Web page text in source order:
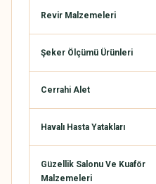
Revir Malzemeleri
Şeker Ölçümü Ürünleri
Cerrahi Alet
Havalı Hasta Yatakları
Güzellik Salonu Ve Kuaför
Malzemeleri